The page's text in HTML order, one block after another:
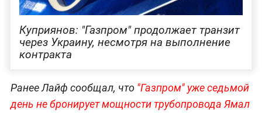
Куприянов: "Газпром" продолжает транзит
через Украину, несмотря на выполнение
контракта
Ранее Лайф сообщал, что "Газпром" уже седьмой
день не бронирует мощности трубопровода Ямал